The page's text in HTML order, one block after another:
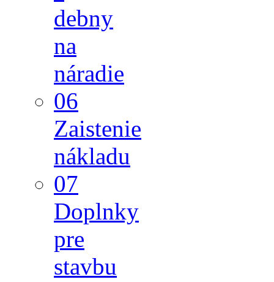
debny
na
náradie
06
Zaistenie
nákladu
07
Doplnky
pre
stavbu